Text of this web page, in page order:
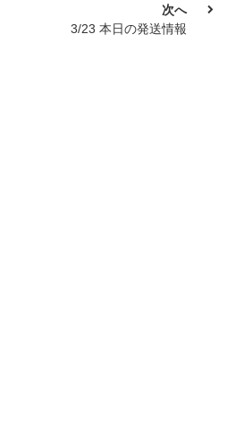
次へ
3/23 本日の発送情報